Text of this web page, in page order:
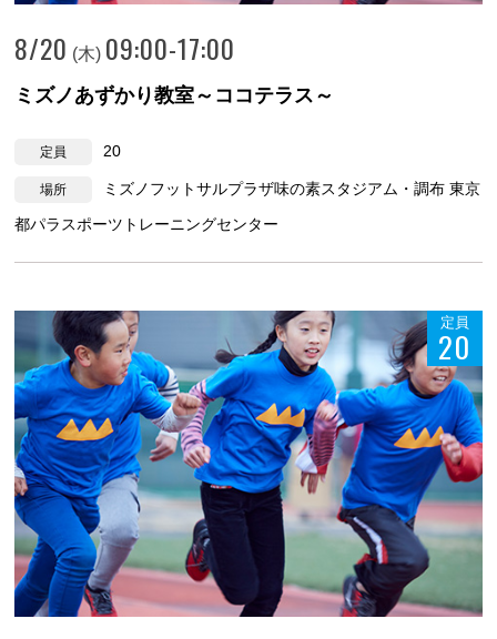
8/20 (木) 09:00-17:00
ミズノあずかり教室～ココテラス～
定員 20
場所
ミズノフットサルプラザ味の素スタジアム・調布 東京
都パラスポーツトレーニングセンター
定員
20